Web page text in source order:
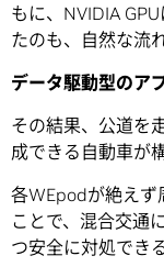
もに、NVIDIA
たのも、自然な流
データ駆動型のア
その結果、公道を
成できる自動車が
各WEpodが絶えず
ことで、混合交通
つ安全に対処でき